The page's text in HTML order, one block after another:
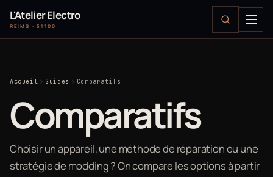
L'Atelier Electro
REIMS · 51100
Accueil Guides Comparatifs
Comparatifs
Choisir un appareil, une méthode de réparation ou une
stratégie de modding ? On compare les options à partir